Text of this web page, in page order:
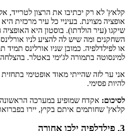
קלאץ' לא רק יכתיבו את הרצון לטרייד,
אופציה מצוינת. בעיניי כל עיר מרכזית
שיקגו (עיר הולדתו). בוסטון היא
השחקנים ומה שיש לה להציע לניו אורלינס.
או לפילדלפיה. כמובן שניו אורלינס תמיד
למינסוטה בתמורה לג'ימי באטלר.
אני ער לזה שהייתי מאוד אופטימי
להיות פסימי.
לסיכום: אקדח שמופיע במערכה
קלאץ' שחותמים איתם בקיץ, יירו
3. פילדלפיה ילכו אחורה